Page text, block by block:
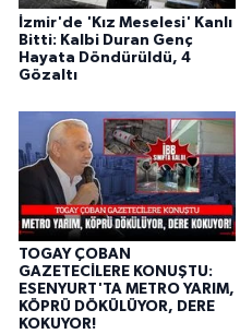
İzmir'de 'Kız Meselesi' Kanlı
Bitti: Kalbi Duran Genç
Hayata Döndürüldü, 4
Gözaltı
TOGAY ÇOBAN
GAZETECİLERE KONUŞTU:
ESENYURT'TA METRO YARIM,
KÖPRÜ DÖKÜLÜYOR, DERE
KOKUYOR!